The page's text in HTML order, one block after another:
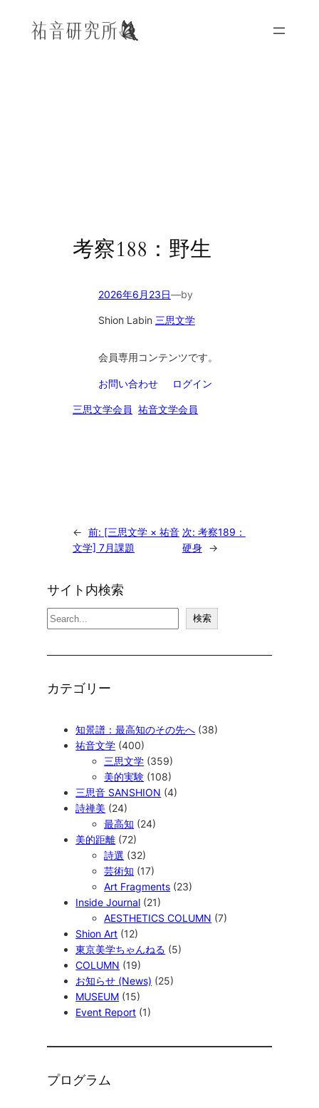
考察188：野生
2026年6月23日—by
Shion Labin 三思文学
会員専用コンテンツです。
お問い合わせ ログイン
三思文学会員 祐音文学会員
← 前: [三思文学 × 祐音
文学] 7月課題
次: 考察189：
硬身
→
サイト内検索
検
索
検索
カテゴリー
知景譜：最高知のその先へ (38)
祐音文学 (400)
三思文学 (359)
美的実験 (108)
三思音 SANSHION (4)
詩禅美 (24)
最高知 (24)
美的距離 (72)
詩選 (32)
芸術知 (17)
Art Fragments (23)
Inside Journal (21)
AESTHETICS COLUMN (7)
Shion Art (12)
東京美学ちゃんねる (5)
COLUMN (19)
お知らせ (News) (25)
MUSEUM (15)
Event Report (1)
プログラム